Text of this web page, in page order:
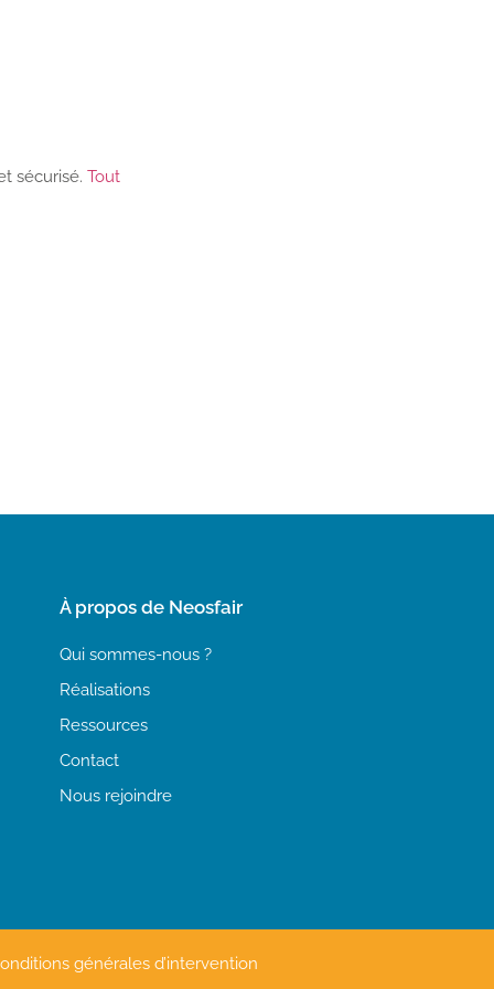
sécurisé. Tout
À propos de Neosfair
Qui sommes-nous ?
Réalisations
Ressources
Contact
Nous rejoindre
générales d’intervention